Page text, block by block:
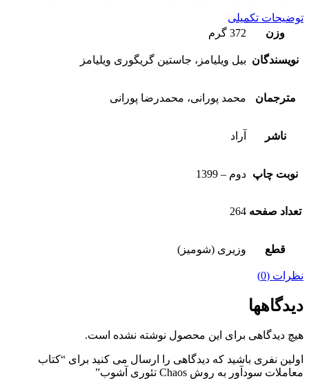
توضیحات تکمیلی
وزن
372 گرم
نویسندگان بیل ویلیامز، جاستین گریگوری ویلیامز
مترجمان محمد پورانی، محمدرضا پورانی
ناشر آراد
نوبت چاپ دوم – 1399
تعداد صفحه 264
قطع وزیری (شومیز)
نظرات (0)
دیدگاهها
هیچ دیدگاهی برای این محصول نوشته نشده است.
اولین نفری باشید که دیدگاهی را ارسال می کنید برای “کتاب
معاملات سودآور به روش Chaos تئوری آشوب”